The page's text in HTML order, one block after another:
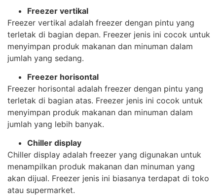
Freezer vertikal
Freezer vertikal adalah freezer dengan pintu yang
terletak di bagian depan. Freezer jenis ini cocok untuk
menyimpan produk makanan dan minuman dalam
jumlah yang sedang.
Freezer horisontal
Freezer horisontal adalah freezer dengan pintu yang
terletak di bagian atas. Freezer jenis ini cocok untuk
menyimpan produk makanan dan minuman dalam
jumlah yang lebih banyak.
Chiller display
Chiller display adalah freezer yang digunakan untuk
menampilkan produk makanan dan minuman yang
akan dijual. Freezer jenis ini biasanya terdapat di toko
atau supermarket.